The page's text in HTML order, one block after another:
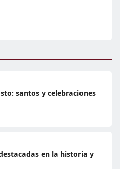
santos y celebraciones
en la historia y